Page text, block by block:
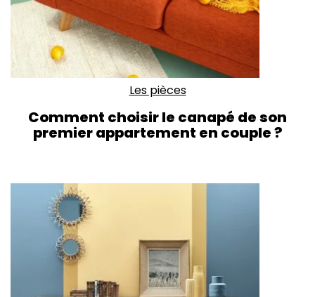
Les pièces
Comment choisir le canapé de son
premier appartement en couple ?